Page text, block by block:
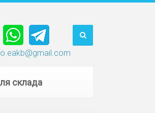
склада